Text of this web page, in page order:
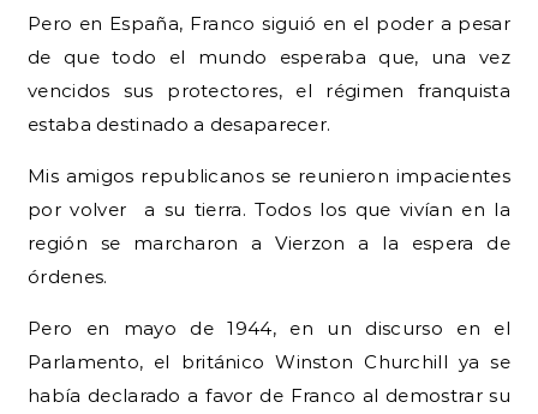
Pero en España, Franco siguió en el poder a pesar
de que todo el mundo esperaba que, una vez
vencidos sus protectores, el régimen franquista
estaba destinado a desaparecer.
Mis amigos republicanos se reunieron impacientes
por volver a su tierra. Todos los que vivían en la
región se marcharon a Vierzon a la espera de
órdenes.
Pero en mayo de 1944, en un discurso en el
Parlamento, el británico Winston Churchill ya se
había declarado a favor de Franco al demostrar su